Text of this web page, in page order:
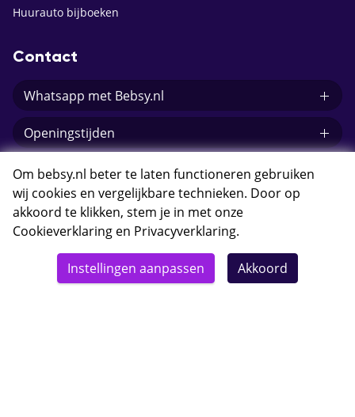
Huurauto bijboeken
Contact
Whatsapp met Bebsy.nl
Openingstijden
E-mail Bebsy.nl
© 2026 Bebsy.nl
Om bebsy.nl beter te laten functioneren gebruiken
wij cookies en vergelijkbare technieken. Door op
akkoord te klikken, stem je in met onze
Cookieverklaring en Privacyverklaring.
Instellingen aanpassen Akkoord